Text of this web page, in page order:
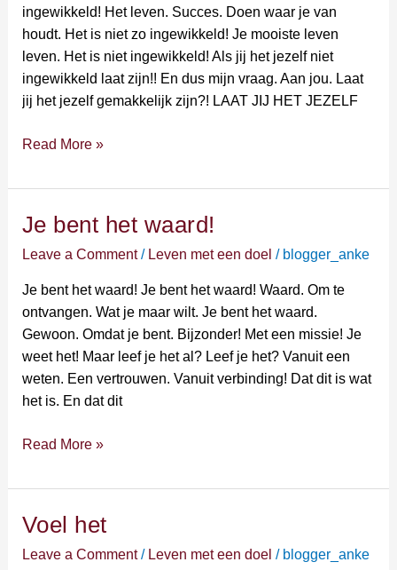
ingewikkeld! Het leven. Succes. Doen waar je van
houdt. Het is niet zo ingewikkeld! Je mooiste leven
leven. Het is niet ingewikkeld! Als jij het jezelf niet
ingewikkeld laat zijn!! En dus mijn vraag. Aan jou. Laat
jij het jezelf gemakkelijk zijn?! LAAT JIJ HET JEZELF
ingewikkeld!
Read More »
Je bent het waard!
Leave a Comment / Leven met een doel / blogger_anke
Je bent het waard! Je bent het waard! Waard. Om te
ontvangen. Wat je maar wilt. Je bent het waard.
Gewoon. Omdat je bent. Bijzonder! Met een missie! Je
weet het! Maar leef je het al? Leef je het? Vanuit een
weten. Een vertrouwen. Vanuit verbinding! Dat dit is wat
het is. En dat dit
Je
waard!
Read More »
Voel het
Leave a Comment / Leven met een doel / blogger_anke
Voel